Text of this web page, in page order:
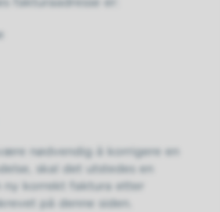
nødvendig å korrigere en
skal det utstedes en
ny korrekt faktura etter
på denne siden.